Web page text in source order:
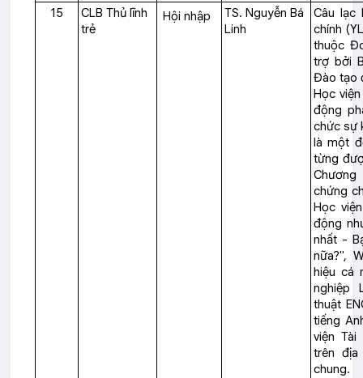
15
CLB Thủ lĩnh
trẻ
Hội nhập
TS. Nguyễn Bá
Linh
Câu lạc
chính
thuộc
trợ bởi
Đào tạo
Học
động
chức sự
là một
từng
chứng
Học
động
nhất -
nữa?",
hiệu cá
nghiệp
thuật
tiếng
viện Tài
trên
chung.